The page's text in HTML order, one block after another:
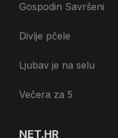
Gospodin Savršeni
Divlje pčele
Ljubav je na selu
Večera za 5
NET.HR